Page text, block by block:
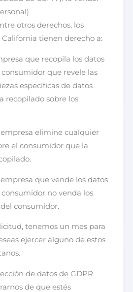
otros derechos, los
tienen derecho a:
que recopila los datos
que revele las
específicas de datos
recopilado sobre los
elimine cualquier
el consumidor que la
que vende los datos
no venda los
consumidor.
tenemos un mes para
ejercer alguno de estos
de datos de GDPR
de que estés